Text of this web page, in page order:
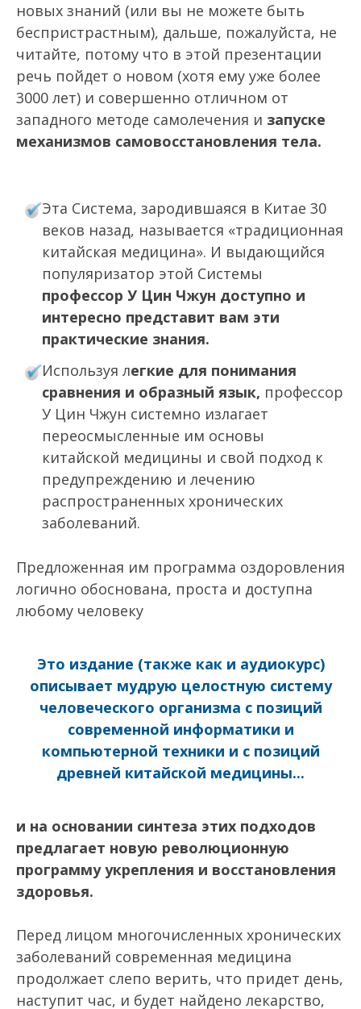
новых знаний (или вы не можете быть
беспристрастным), дальше, пожалуйста, не
читайте, потому что в этой презентации
речь пойдет о новом (хотя ему уже более
3000 лет) и совершенно отличном от
западного методе самолечения и запуске
механизмов самовосстановления тела.
Эта Система, зародившаяся в Китае 30
веков назад, называется «традиционная
китайская медицина». И выдающийся
популяризатор этой Системы
профессор У Цин Чжун доступно и
интересно представит вам эти
практические знания.
Используя легкие для понимания
сравнения и образный язык, профессор
У Цин Чжун системно излагает
переосмысленные им основы
китайской медицины и свой подход к
предупреждению и лечению
распространенных хронических
заболеваний.
Предложенная им программа оздоровления
логично обоснована, проста и доступна
любому человеку
Это издание (также как и аудиокурс)
описывает мудрую целостную систему
человеческого организма с позиций
современной информатики и
компьютерной техники и с позиций
древней китайской медицины...
и на основании синтеза этих подходов
предлагает новую революционную
программу укрепления и восстановления
здоровья.
Перед лицом многочисленных хронических
заболеваний современная медицина
продолжает слепо верить, что придет день,
наступит час, и будет найдено лекарство,